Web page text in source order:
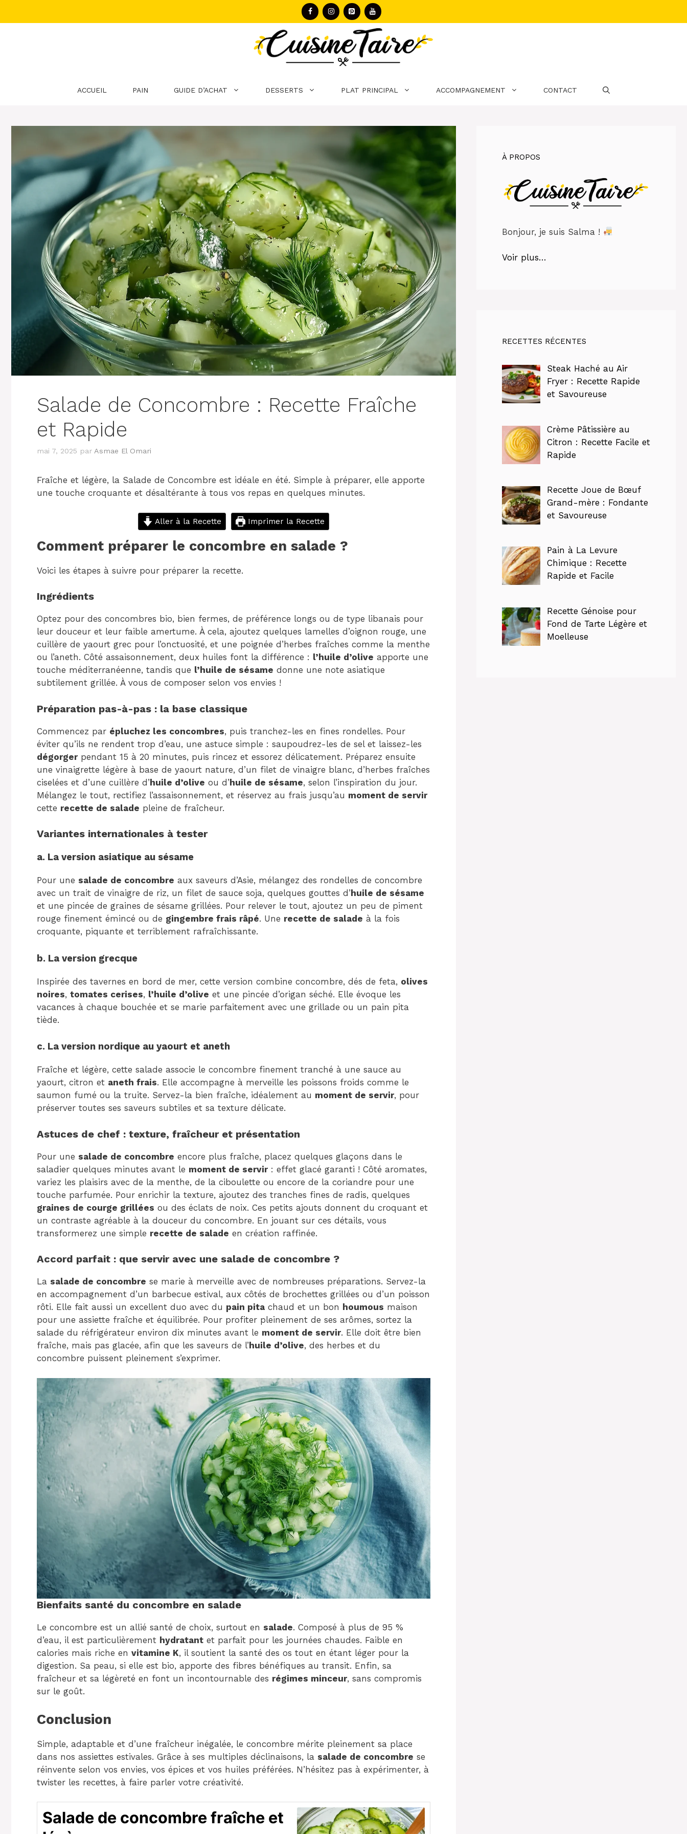
ACCUEIL PAIN GUIDE D’ACHAT DESSERTS PLAT PRINCIPAL ACCOMPAGNEMENT CONTACT
Salade de Concombre : Recette Fraîche
et Rapide
mai 7, 2025 par Asmae El Omari
Fraîche et légère, la Salade de Concombre est idéale en été. Simple à préparer, elle apporte
une touche croquante et désaltérante à tous vos repas en quelques minutes.
Aller à la Recette Imprimer la Recette
Comment préparer le concombre en salade ?
Voici les étapes à suivre pour préparer la recette.
Ingrédients
Optez pour des concombres bio, bien fermes, de préférence longs ou de type libanais pour
leur douceur et leur faible amertume. À cela, ajoutez quelques lamelles d’oignon rouge, une
cuillère de yaourt grec pour l’onctuosité, et une poignée d’herbes fraîches comme la menthe
ou l’aneth. Côté assaisonnement, deux huiles font la différence : l’huile d’olive apporte une
touche méditerranéenne, tandis que l’huile de sésame donne une note asiatique
subtilement grillée. À vous de composer selon vos envies !
Préparation pas-à-pas : la base classique
Commencez par épluchez les concombres, puis tranchez-les en fines rondelles. Pour
éviter qu’ils ne rendent trop d’eau, une astuce simple : saupoudrez-les de sel et laissez-les
dégorgerpendant 15 à 20 minutes, puis rincez et essorez délicatement. Préparez ensuite
une vinaigrette légère à base de yaourt nature, d’un filet de vinaigre blanc, d’herbes fraîches
ciselées et d’une cuillère d’huile d’olive ou d’huile de sésame, selon l’inspiration du jour.
Mélangez le tout, rectifiez l’assaisonnement, et réservez au frais jusqu’au moment de servir
cette recette de salade pleine de fraîcheur.
Variantes internationales à tester
a. La version asiatique au sésame
Pour une salade de concombre aux saveurs d’Asie, mélangez des rondelles de concombre
avec un trait de vinaigre de riz, un filet de sauce soja, quelques gouttes d’ huile de sésame
et une pincée de graines de sésame grillées. Pour relever le tout, ajoutez un peu de piment
rouge finement émincé ou de gingembre frais râpé. Une recette de salade à la fois
croquante, piquante et terriblement rafraîchissante.
b. La version grecque
Inspirée des tavernes en bord de mer, cette version combine concombre, dés de feta, olives
noires, tomates cerises, l’huile d’olive et une pincée d’origan séché. Elle évoque les
vacances à chaque bouchée et se marie parfaitement avec une grillade ou un pain pita
tiède.
c. La version nordique au yaourt et aneth
Fraîche et légère, cette salade associe le concombre finement tranché à une sauce au
yaourt, citron et aneth frais. Elle accompagne à merveille les poissons froids comme le
saumon fumé ou la truite. Servez-la bien fraîche, idéalement au moment de servir, pour
préserver toutes ses saveurs subtiles et sa texture délicate.
Astuces de chef : texture, fraîcheur et présentation
Pour une salade de concombre encore plus fraîche, placez quelques glaçons dans le
saladier quelques minutes avant le moment de servir: effet glacé garanti ! Côté aromates,
variez les plaisirs avec de la menthe, de la ciboulette ou encore de la coriandre pour une
touche parfumée. Pour enrichir la texture, ajoutez des tranches fines de radis, quelques
graines de courge grillées ou des éclats de noix. Ces petits ajouts donnent du croquant et
un contraste agréable à la douceur du concombre. En jouant sur ces détails, vous
transformerez une simple recette de salade en création raffinée.
Accord parfait : que servir avec une salade de concombre ?
La salade de concombre se marie à merveille avec de nombreuses préparations. Servez-la
en accompagnement d’un barbecue estival, aux côtés de brochettes grillées ou d’un poisson
rôti. Elle fait aussi un excellent duo avec du pain pita chaud et un bon houmous maison
pour une assiette fraîche et équilibrée. Pour profiter pleinement de ses arômes, sortez la
salade du réfrigérateur environ dix minutes avant le moment de servir. Elle doit être bien
fraîche, mais pas glacée, afin que les saveurs de l’ huile d’olive, des herbes et du
concombre puissent pleinement s’exprimer.
Bienfaits santé du concombre en salade
Le concombre est un allié santé de choix, surtout en salade. Composé à plus de 95 %
d’eau, il est particulièrement hydratant et parfait pour les journées chaudes. Faible en
calories mais riche en vitamine K, il soutient la santé des os tout en étant léger pour la
digestion. Sa peau, si elle est bio, apporte des fibres bénéfiques au transit. Enfin, sa
fraîcheur et sa légèreté en font un incontournable des régimes minceur, sans compromis
sur le goût.
Conclusion
Simple, adaptable et d’une fraîcheur inégalée, le concombre mérite pleinement sa place
dans nos assiettes estivales. Grâce à ses multiples déclinaisons, la salade de concombre se
réinvente selon vos envies, vos épices et vos huiles préférées. N’hésitez pas à expérimenter, à
twister les recettes, à faire parler votre créativité.
Salade de concombre fraîche et
À PROPOS
Bonjour, je suis Salma !
Voir plus…
RECETTES RÉCENTES
Steak Haché au Air
Fryer : Recette Rapide
et Savoureuse
Crème Pâtissière au
Citron : Recette Facile et
Rapide
Recette Joue de Bœuf
Grand-mère : Fondante
et Savoureuse
Pain à La Levure
Chimique : Recette
Rapide et Facile
Recette Génoise pour
Fond de Tarte Légère et
Moelleuse